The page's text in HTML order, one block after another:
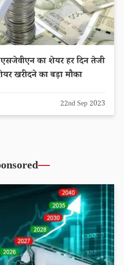
का शेयर हर दिन तेजी
खरीदने का बड़ा मौका
22nd Sep 2023